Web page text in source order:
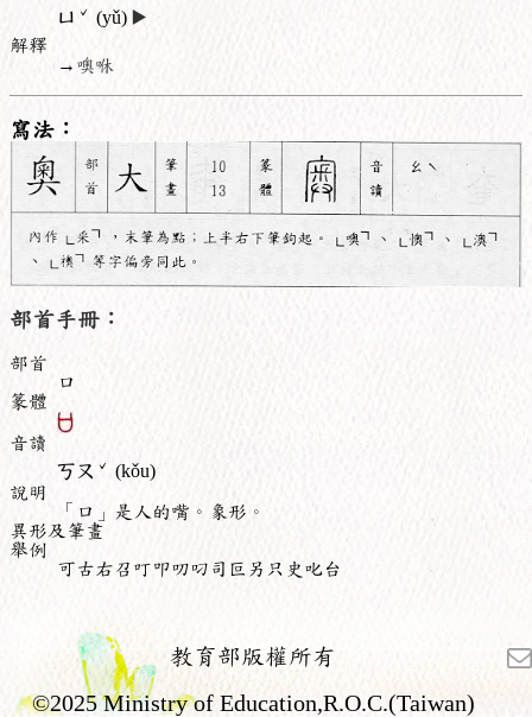
ㄩ ˇ (yǔ) ▶️
解釋
→ 噢咻
寫法：
部首手冊：
部首
口
篆體
音讀
ㄎㄡ ˇ (kǒu)
說明
「口」是人的嘴。象形。
異形及筆畫
舉例
可古右召叮叩叨叼司叵另只史叱台
教育部版權所有
©2025 Ministry of Education,R.O.C.(Taiwan)